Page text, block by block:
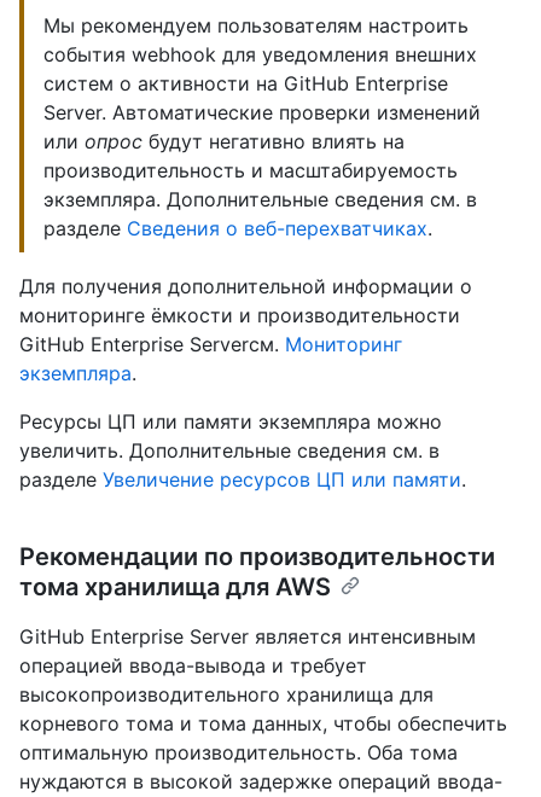
Мы рекомендуем пользователям настроить
события webhook для уведомления внешних
систем о активности на GitHub Enterprise
Server. Автоматические проверки изменений
или опрос будут негативно влиять на
производительность и масштабируемость
экземпляра. Дополнительные сведения см. в
разделе Сведения о веб-перехватчиках.
Для получения дополнительной информации о
мониторинге ёмкости и производительности
GitHub Enterprise Serverсм. Мониторинг
экземпляра.
Ресурсы ЦП или памяти экземпляра можно
увеличить. Дополнительные сведения см. в
разделе Увеличение ресурсов ЦП или памяти.
Рекомендации по производительности
тома хранилища для AWS
GitHub Enterprise Server является интенсивным
операцией ввода-вывода и требует
высокопроизводительного хранилища для
корневого тома и тома данных, чтобы обеспечить
оптимальную производительность. Оба тома
нуждаются в высокой задержке операций ввода-